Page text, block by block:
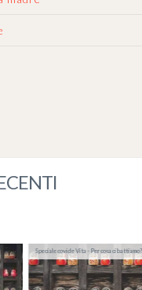
Speciale covid e Vita - Per cosa ci battiamo?